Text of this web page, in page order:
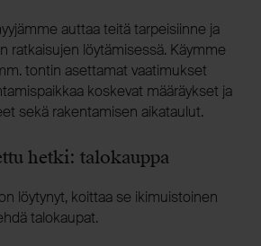
auttaa teitä tarpeisiinne ja
ratkaisujen löytämisessä. Käymme
tontin asettamat vaatimukset
koskevat määräykset ja
sekä rakentamisen aikataulut.
hetki: talokauppa
löytynyt, koittaa se ikimuistoinen
talokaupat.